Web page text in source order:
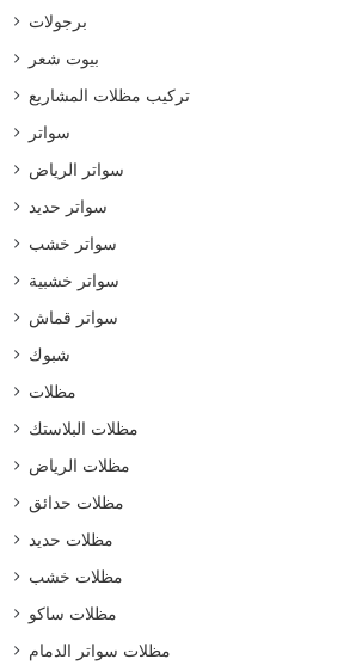
برجولات
بيوت شعر
تركيب مظلات المشاريع
سواتر
سواتر الرياض
سواتر حديد
سواتر خشب
سواتر خشبية
سواتر قماش
شبوك
مظلات
مظلات البلاستك
مظلات الرياض
مظلات حدائق
مظلات حديد
مظلات خشب
مظلات ساكو
مظلات سواتر الدمام